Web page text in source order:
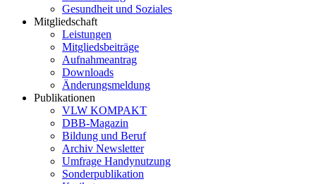
Gesundheit und Soziales
Mitgliedschaft
Leistungen
Mitgliedsbeiträge
Aufnahmeantrag
Downloads
Änderungsmeldung
Publikationen
VLW KOMPAKT
DBB-Magazin
Bildung und Beruf
Archiv Newsletter
Umfrage Handynutzung
Sonderpublikation